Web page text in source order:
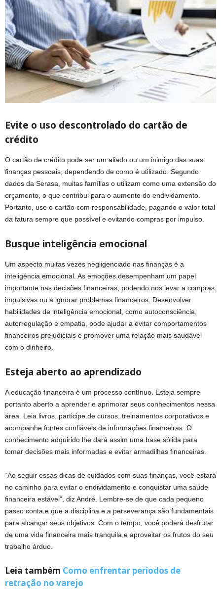
Evite o uso descontrolado do cartão de
crédito
O cartão de crédito pode ser um aliado ou um inimigo das suas
finanças pessoais, dependendo de como é utilizado. Segundo
dados da Serasa, muitas famílias o utilizam como uma extensão do
orçamento, o que contribui para o aumento do endividamento.
Portanto, use o cartão com responsabilidade, pagando o valor total
da fatura sempre que possível e evitando compras por impulso.
Busque inteligência emocional
Um aspecto muitas vezes negligenciado nas finanças é a
inteligência emocional. As emoções desempenham um papel
importante nas decisões financeiras, podendo nos levar a compras
impulsivas ou a ignorar problemas financeiros. Desenvolver
habilidades de inteligência emocional, como autoconsciência,
autorregulação e empatia, pode ajudar a evitar comportamentos
financeiros prejudiciais e promover uma relação mais saudável
com o dinheiro.
Esteja aberto ao aprendizado
A educação financeira é um processo contínuo. Esteja sempre
portanto aberto a aprender e aprimorar seus conhecimentos nessa
área. Leia livros, participe de cursos, treinamentos corporativos e
acompanhe fontes confiáveis de informações financeiras. O
conhecimento adquirido lhe dará assim uma base sólida para
tomar decisões mais informadas e evitar armadilhas financeiras.
“Ao seguir essas dicas de cuidados com suas finanças, você estará
no caminho para evitar o endividamento e conquistar uma saúde
financeira estável”, diz André. Lembre-se de que cada pequeno
passo conta e que a disciplina e a perseverança são fundamentais
para alcançar seus objetivos. Com o tempo, você poderá desfrutar
de uma vida financeira mais tranquila e aproveitar os frutos do seu
trabalho árduo.
Leia também Como enfrentar períodos de
retração no varejo